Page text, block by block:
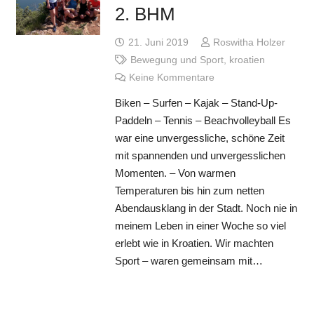
2. BHM
21. Juni 2019
Roswitha Holzer
Bewegung und Sport, kroatien
Keine Kommentare
Biken – Surfen – Kajak – Stand-Up-
Paddeln – Tennis – Beachvolleyball Es
war eine unvergessliche, schöne Zeit
mit spannenden und unvergesslichen
Momenten. – Von warmen
Temperaturen bis hin zum netten
Abendausklang in der Stadt. Noch nie in
meinem Leben in einer Woche so viel
erlebt wie in Kroatien. Wir machten
Sport – waren gemeinsam mit…